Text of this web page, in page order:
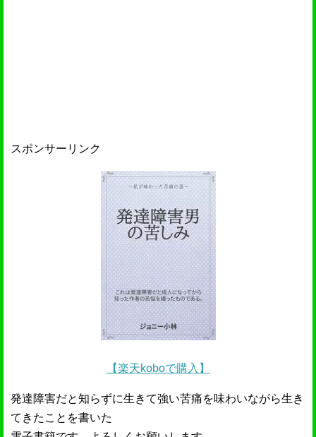
スポンサーリンク
【楽天koboで購入】
発達障害だと知らずに生きて強い苦痛を味わいながら生き
てきたことを書いた